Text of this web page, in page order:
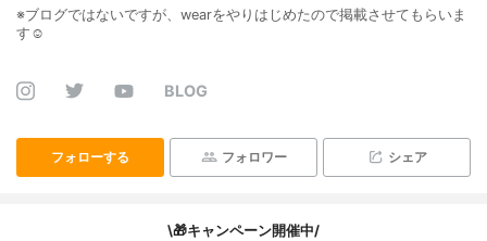
※ブログではないですが、wearをやりはじめたので掲載させてもらいま
す☺️
BLOG
フォローする フォロワー シェア
\🎁キャンペーン開催中/